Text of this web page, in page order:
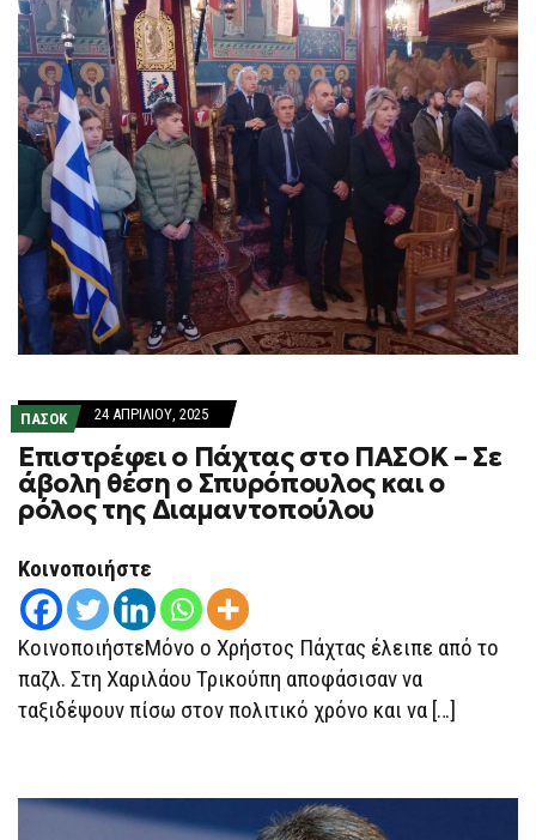
ΠΑΣΟΚ 24 ΑΠΡΙΛΊΟΥ, 2025
Επιστρέφει ο Πάχτας στο ΠΑΣΟΚ – Σε
άβολη θέση ο Σπυρόπουλος και ο
ρόλος της Διαμαντοπούλου
Κοινοποιήστε
ΚοινοποιήστεΜόνο ο Χρήστος Πάχτας έλειπε από το
παζλ. Στη Χαριλάου Τρικούπη αποφάσισαν να
ταξιδέψουν πίσω στον πολιτικό χρόνο και να […]